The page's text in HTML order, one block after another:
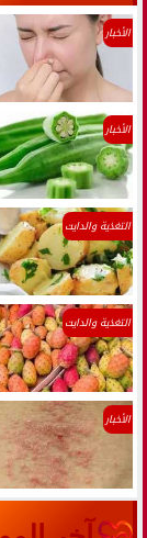
الأخبار
الأخبار
التغذية والدايت
التغذية والدايت
الأخبار